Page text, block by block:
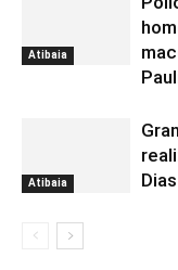
Atibaia
Atibaia
Dias